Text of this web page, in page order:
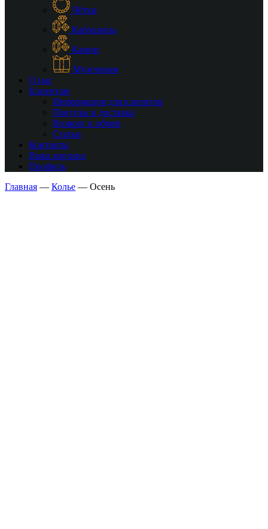
Чётки
Кабошоны
Камни
Мужчинам
О нас
Клиентам
Информация для клиентов
Покупка и доставка
Возврат и обмен
Статьи
Контакты
Ваша корзина
Профиль
Главная — Колье — Осень